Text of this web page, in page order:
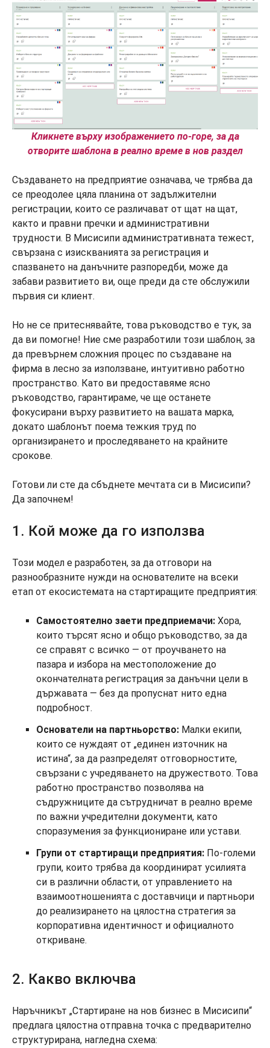
Кликнете върху изображението по-горе, за да
отворите шаблона в реално време в нов раздел
Създаването на предприятие означава, че трябва да
се преодолее цяла планина от задължителни
регистрации, които се различават от щат на щат,
както и правни пречки и административни
трудности. В Мисисипи административната тежест,
свързана с изискванията за регистрация и
спазването на данъчните разпоредби, може да
забави развитието ви, още преди да сте обслужили
първия си клиент.
Но не се притеснявайте, това ръководство е тук, за
да ви помогне! Ние сме разработили този шаблон, за
да превърнем сложния процес по създаване на
фирма в лесно за използване, интуитивно работно
пространство. Като ви предоставяме ясно
ръководство, гарантираме, че ще останете
фокусирани върху развитието на вашата марка,
докато шаблонът поема тежкия труд по
организирането и проследяването на крайните
срокове.
Готови ли сте да сбъднете мечтата си в Мисисипи?
Да започнем!
1. Кой може да го използва
Този модел е разработен, за да отговори на
разнообразните нужди на основателите на всеки
етап от екосистемата на стартиращите предприятия:
Самостоятелно заети предприемачи: Хора,
които търсят ясно и общо ръководство, за да
се справят с всичко — от проучването на
пазара и избора на местоположение до
окончателната регистрация за данъчни цели в
държавата — без да пропуснат нито една
подробност.
Основатели на партньорство: Малки екипи,
които се нуждаят от „единен източник на
истина“, за да разпределят отговорностите,
свързани с учредяването на дружеството. Това
работно пространство позволява на
съдружниците да сътрудничат в реално време
по важни учредителни документи, като
споразумения за функциониране или устави.
Групи от стартиращи предприятия: По-големи
групи, които трябва да координират усилията
си в различни области, от управлението на
взаимоотношенията с доставчици и партньори
до реализирането на цялостна стратегия за
корпоративна идентичност и официалното
откриване.
2. Какво включва
Наръчникът „Стартиране на нов бизнес в Мисисипи“
предлага цялостна отправна точка с предварително
структурирана, нагледна схема: